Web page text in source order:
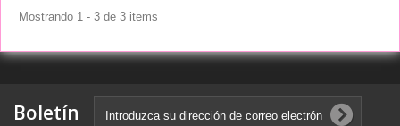
Mostrando 1 - 3 de 3 items
Boletín